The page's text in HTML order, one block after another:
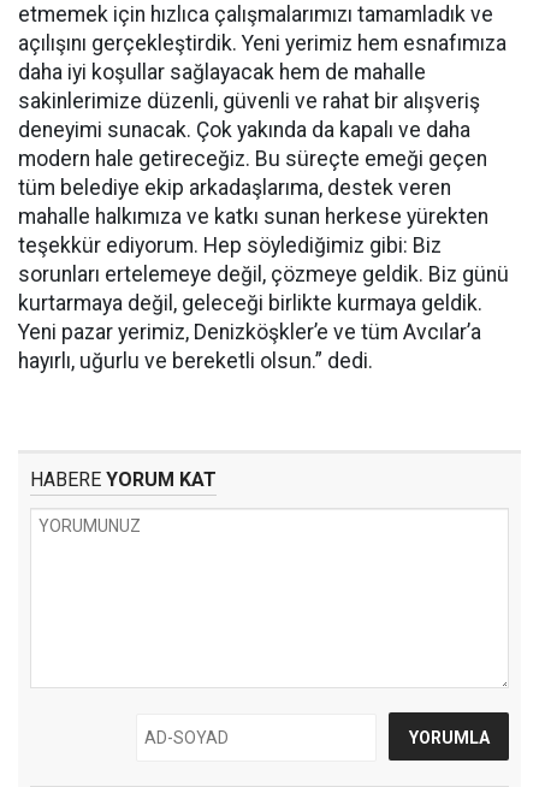
etmemek için hızlıca çalışmalarımızı tamamladık ve
açılışını gerçekleştirdik. Yeni yerimiz hem esnafımıza
daha iyi koşullar sağlayacak hem de mahalle
sakinlerimize düzenli, güvenli ve rahat bir alışveriş
deneyimi sunacak. Çok yakında da kapalı ve daha
modern hale getireceğiz. Bu süreçte emeği geçen
tüm belediye ekip arkadaşlarıma, destek veren
mahalle halkımıza ve katkı sunan herkese yürekten
teşekkür ediyorum. Hep söylediğimiz gibi: Biz
sorunları ertelemeye değil, çözmeye geldik. Biz günü
kurtarmaya değil, geleceği birlikte kurmaya geldik.
Yeni pazar yerimiz, Denizköşkler’e ve tüm Avcılar’a
hayırlı, uğurlu ve bereketli olsun.” dedi.
HABERE YORUM KAT